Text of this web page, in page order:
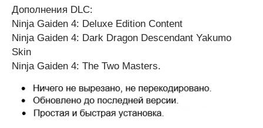
Дополнения DLC:
Ninja Gaiden 4: Deluxe Edition Content
Ninja Gaiden 4: Dark Dragon Descendant Yakumo
Skin
Ninja Gaiden 4: The Two Masters.